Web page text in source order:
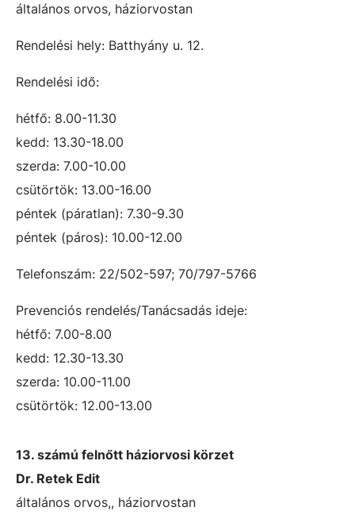
általános orvos, háziorvostan
Rendelési hely: Batthyány u. 12.
Rendelési idő:
hétfő: 8.00-11.30
kedd: 13.30-18.00
szerda: 7.00-10.00
csütörtök: 13.00-16.00
péntek (páratlan): 7.30-9.30
péntek (páros): 10.00-12.00
Telefonszám: 22/502-597; 70/797-5766
Prevenciós rendelés/Tanácsadás ideje:
hétfő: 7.00-8.00
kedd: 12.30-13.30
szerda: 10.00-11.00
csütörtök: 12.00-13.00
13. számú felnőtt háziorvosi körzet
Dr. Retek Edit
általános orvos,, háziorvostan